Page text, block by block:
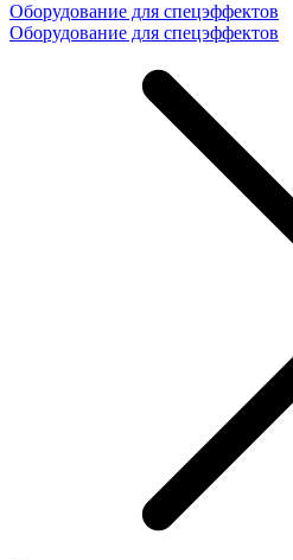
Оборудование для спецэффектов
Оборудование для спецэффектов